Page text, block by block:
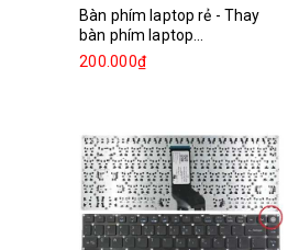
Bàn phím laptop rẻ - Thay
bàn phím laptop...
200.000₫